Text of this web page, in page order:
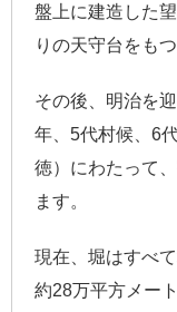
盤上に建造した
りの天守台をも
その後、明治を
年、5代村候、6
徳）にわたって
ます。
現在、堀はすべ
約28万平方メー